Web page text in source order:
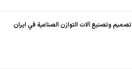
تصميم وتصنيع آلات التوازن الصناعية في ايران